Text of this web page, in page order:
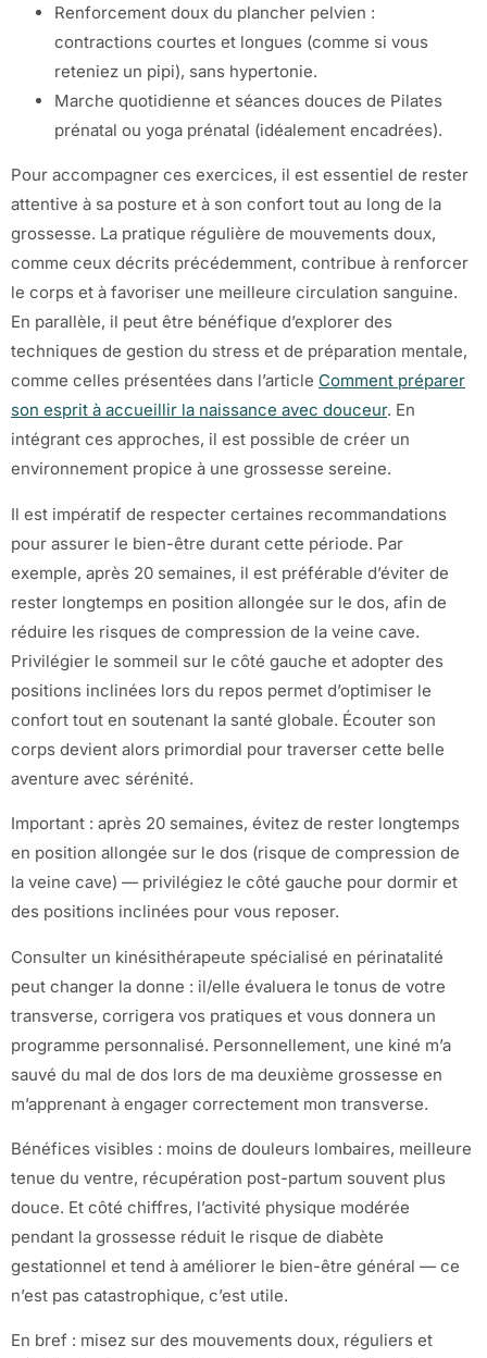
Renforcement doux du plancher pelvien :
contractions courtes et longues (comme si vous
reteniez un pipi), sans hypertonie.
Marche quotidienne et séances douces de Pilates
prénatal ou yoga prénatal (idéalement encadrées).
Pour accompagner ces exercices, il est essentiel de rester
attentive à sa posture et à son confort tout au long de la
grossesse. La pratique régulière de mouvements doux,
comme ceux décrits précédemment, contribue à renforcer
le corps et à favoriser une meilleure circulation sanguine.
En parallèle, il peut être bénéfique d’explorer des
techniques de gestion du stress et de préparation mentale,
comme celles présentées dans l’article Comment préparer
son esprit à accueillir la naissance avec douceur. En
intégrant ces approches, il est possible de créer un
environnement propice à une grossesse sereine.
Il est impératif de respecter certaines recommandations
pour assurer le bien-être durant cette période. Par
exemple, après 20 semaines, il est préférable d’éviter de
rester longtemps en position allongée sur le dos, afin de
réduire les risques de compression de la veine cave.
Privilégier le sommeil sur le côté gauche et adopter des
positions inclinées lors du repos permet d’optimiser le
confort tout en soutenant la santé globale. Écouter son
corps devient alors primordial pour traverser cette belle
aventure avec sérénité.
Important : après 20 semaines, évitez de rester longtemps
en position allongée sur le dos (risque de compression de
la veine cave) — privilégiez le côté gauche pour dormir et
des positions inclinées pour vous reposer.
Consulter un kinésithérapeute spécialisé en périnatalité
peut changer la donne : il/elle évaluera le tonus de votre
transverse, corrigera vos pratiques et vous donnera un
programme personnalisé. Personnellement, une kiné m’a
sauvé du mal de dos lors de ma deuxième grossesse en
m’apprenant à engager correctement mon transverse.
Bénéfices visibles : moins de douleurs lombaires, meilleure
tenue du ventre, récupération post-partum souvent plus
douce. Et côté chiffres, l’activité physique modérée
pendant la grossesse réduit le risque de diabète
gestationnel et tend à améliorer le bien-être général — ce
n’est pas catastrophique, c’est utile.
En bref : misez sur des mouvements doux, réguliers et